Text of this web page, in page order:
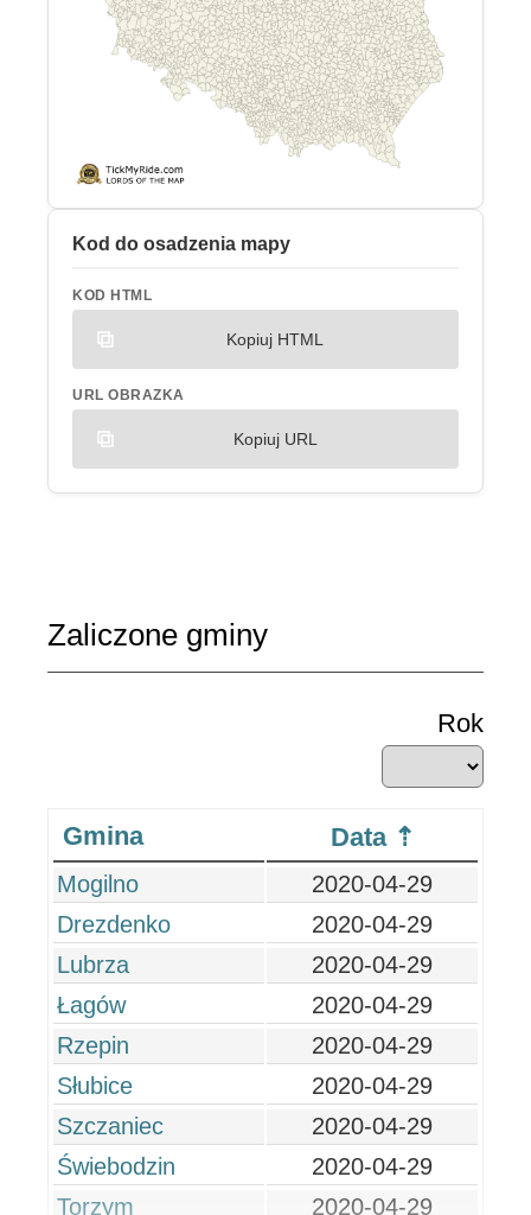
Kod do osadzenia mapy
KOD HTML
Kopiuj HTML
URL OBRAZKA
Kopiuj URL
Zaliczone gminy
Rok
Gmina Data
Mogilno
2020-04-29
Drezdenko
2020-04-29
Lubrza
2020-04-29
Łagów
2020-04-29
Rzepin
2020-04-29
Słubice
2020-04-29
Szczaniec
2020-04-29
Świebodzin
2020-04-29
Torzym
2020-04-29